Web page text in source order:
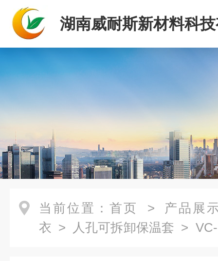
湖南威耐斯新材料科
司
当前位置： 首页 > 产品展
衣 > 人孔可拆卸保温套 >